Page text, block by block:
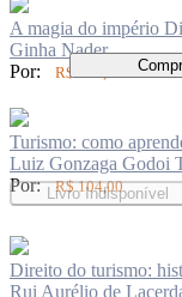
A magia do império
Ginha Nader
Por:
R$ 126,00
Turismo: como
Luiz Gonzaga Godoi
Por:
R$ 104,00
Livro Indisponível
Direito do turismo:
Rui Aurélio de